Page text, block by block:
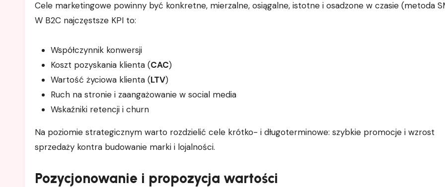
Cele marketingowe powinny być konkretne, mierzalne, osiągalne, istotne i osadzone w czasie (metoda
W B2C najczęstsze KPI to:
Współczynnik konwersji
Koszt pozyskania klienta (CAC)
Wartość życiowa klienta (LTV)
Ruch na stronie i zaangażowanie w social media
Wskaźniki retencji i churn
Na poziomie strategicznym warto rozdzielić cele krótko- i długoterminowe: szybkie promocje i wzrost
sprzedaży kontra budowanie marki i lojalności.
Pozycjonowanie i propozycja wartości